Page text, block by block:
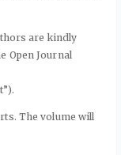
are kindly
Open Journal
The volume will